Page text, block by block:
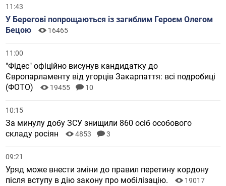
11:43
У Берегові попрощаються із загиблим Героєм Олегом
Бецою
16465
11:00
"Фідес" офіційно висунув кандидатку до
Європарламенту від угорців Закарпаття: всі подробиці
(ФОТО)
19455 10
10:15
За минулу добу ЗСУ знищили 860 осіб особового
складу росіян
4853 3
09:21
Уряд може внести зміни до правил перетину кордону
після вступу в дію закону про мобілізацію.
19017